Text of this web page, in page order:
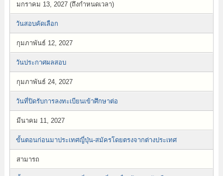
มกราคม 13, 2027 (ถึงกำหนดเวลา)
วันสอบคัดเลือก
กุมภาพันธ์ 12, 2027
วันประกาศผลสอบ
กุมภาพันธ์ 24, 2027
วันที่ปิดรับการลงทะเบียนเข้าศึกษาต่อ
มีนาคม 11, 2027
ขั้นตอนก่อนมาประเทศญี่ปุ่น-สมัครโดยตรงจากต่างประเทศ
สามารถ